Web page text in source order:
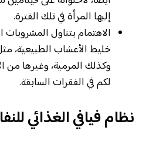
إليها المرأة في تلك الفترة.
الاهتمام بتناول
خليط الأعشاب الطبيعية،
وكذلك المرمية، وغيرها من
لكم في الفقرات السابقة.
نظام فيافي الغذائي